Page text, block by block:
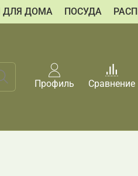
ДЛЯ ДОМА ПОСУДА
Профиль Сравнение